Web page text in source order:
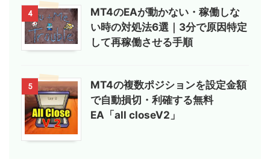
4
MT4のEAが動かない・稼働しな
い時の対処法6選｜3分で原因特定
して再稼働させる手順
5
MT4の複数ポジションを設定金額
で自動損切・利確する無料
EA「all closeV2」